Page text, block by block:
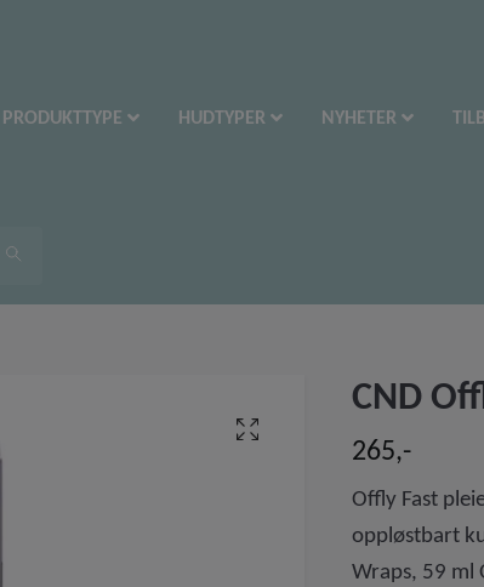
PRODUKTTYPE HUDTYPER NYHETER
CND
265,-
Offly Fast
oppløstbart
Wraps, 59 ml